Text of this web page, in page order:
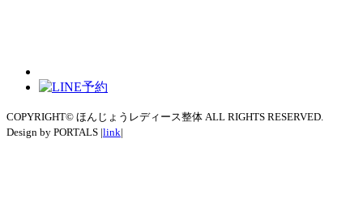
COPYRIGHT© ほんじょうレディース整体 ALL RIGHTS RESERVED.
Design by PORTALS |link|